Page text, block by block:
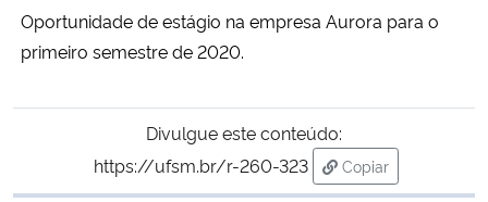
Ministério da Mulher, da Família e dos Direitos Humanos
Secretaria-Geral
Secretaria de Governo
Oportunidade de estágio na empresa Aurora para o
primeiro semestre de 2020.
Divulgue este conteúdo:
https://ufsm.br/r-260-323
Copiar
para área de